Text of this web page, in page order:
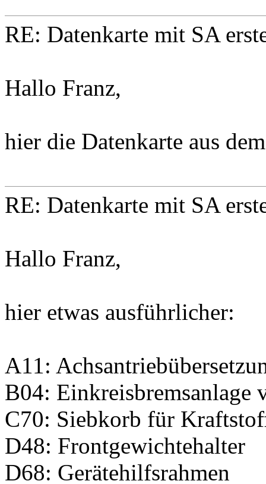
RE: Datenkarte mit SA
Hallo Franz,
hier die Datenkarte aus
RE: Datenkarte mit SA
Hallo Franz,
hier etwas ausführlicher:
A11:
B04: Einkreisbremsanlage
C70: Siebkorb für
D48: Frontgewichtehalter
D68: Gerätehilfsrahmen